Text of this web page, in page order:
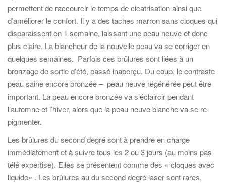
permettent de raccourcir le temps de cicatrisation ainsi que
d’améliorer le confort. Il y a des taches marron sans cloques qui
disparaissent en 1 semaine, laissant une peau neuve et donc
plus claire. La blancheur de la nouvelle peau va se corriger en
quelques semaines. Parfois ces brûlures sont liées à un
bronzage de sortie d’été, passé inaperçu. Du coup, le contraste
peau saine encore bronzée – peau neuve régénérée peut être
important. La peau encore bronzée va s’éclaircir pendant
l’automne et l’hiver, alors que la peau neuve blanche va se re-
pigmenter.
Les brûlures du second degré sont à prendre en charge
immédiatement et à suivre tous les 2 ou 3 jours (au moins pas
télé expertise). Elles se présentent comme des « cloques avec
liquide» . Les brûlures au du second degré laser sont rares,